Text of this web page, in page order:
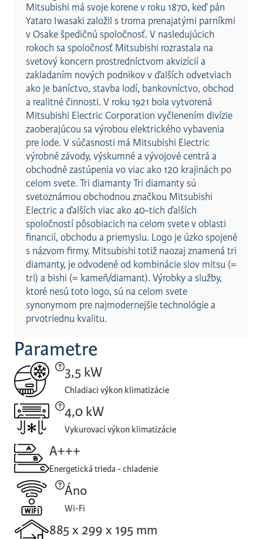
Mitsubishi má svoje korene v roku 1870, keď pán
Yataro Iwasaki založil s troma prenajatými parníkmi
v Osake špedičnú spoločnosť. V nasledujúcich
rokoch sa spoločnosť Mitsubishi rozrastala na
svetový koncern prostredníctvom akvizícií a
zakladaním nových podnikov v ďalších odvetviach
ako je baníctvo, stavba lodí, bankovníctvo, obchod
a realitné činnosti. V roku 1921 bola vytvorená
Mitsubishi Electric Corporation vyčlenením divízie
zaoberajúcou sa výrobou elektrického vybavenia
pre lode. V súčasnosti má Mitsubishi Electric
výrobné závody, výskumné a vývojové centrá a
obchodné zastúpenia vo viac ako 120 krajinách po
celom svete. Tri diamanty Tri diamanty sú
svetoznámou obchodnou značkou Mitsubishi
Electric a ďalších viac ako 40-tich ďalších
spoločností pôsobiacich na celom svete v oblasti
financií, obchodu a priemyslu. Logo je úzko spojené
s názvom firmy. Mitsubishi totiž naozaj znamená tri
diamanty, je odvodené od kombinácie slov mitsu (=
tri) a bishi (= kameň/diamant). Výrobky a služby,
ktoré nesú toto logo, sú na celom svete
synonymom pre najmodernejšie technológie a
prvotriednu kvalitu.
Parametre
3,5 kW
Chladiaci výkon klimatizácie
4,0 kW
Vykurovací výkon klimatizácie
A+++
Energetická trieda - chladenie
Áno
Wi-Fi
885 x 299 x 195 mm